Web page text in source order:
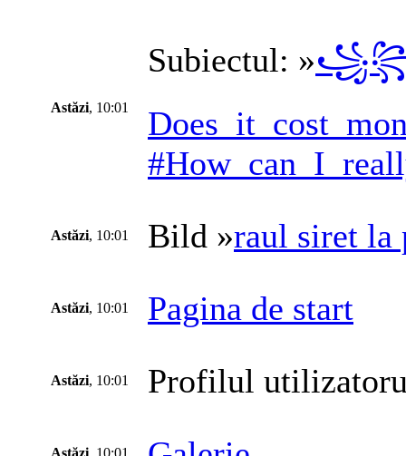
Astăzi, 10:01
Subiectul: »
Astăzi, 10:01 Bild »raul siret la
Astăzi, 10:01 Pagina de start
Astăzi, 10:01 Profilul
Astăzi , 10:01